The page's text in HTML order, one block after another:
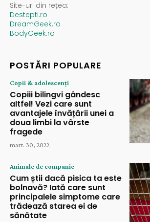
Site-uri din rețea:
Destepti.ro
DreamGeek.ro
BodyGeek.ro
POSTĂRI POPULARE
Copii & adolescenți
Copiii bilingvi gândesc
altfel! Vezi care sunt
avantajele învățării unei a
doua limbi la vârste
fragede
mart. 30, 2022
Animale de companie
Cum știi dacă pisica ta este
bolnavă? Iată care sunt
principalele simptome care
trădează starea ei de
sănătate